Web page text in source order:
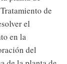
de
el
en la
del